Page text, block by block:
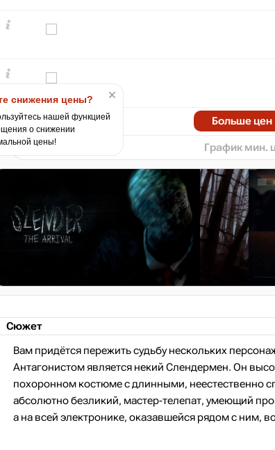
Больше цен
2022
0
600
min
График мин.
Сюжет
Вам придётся пережить судьбу нескольких
Антагонистом является некий Слендермен. Он
похоронном костюме с длинными, неестественно
абсолютно безликий, мастер-телепат, умеющий
а на всей электронике, оказавшейся рядом с ним,
снижения цены?
нашей функцией
о снижении
цены!